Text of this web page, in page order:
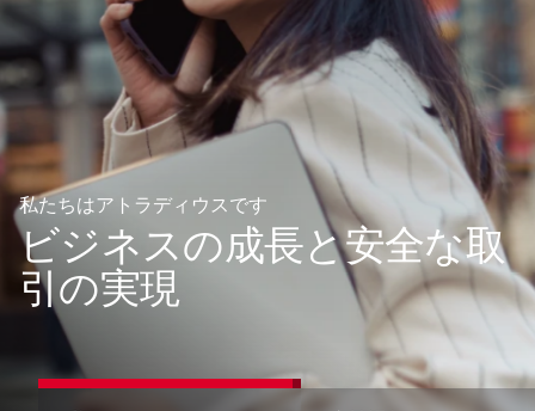
支払慣行バロメーター
B2B支払慣行の動向アジア
2026
B2B支払リスクの上昇に伴い、アジア全域で流動性への圧
力が高まる